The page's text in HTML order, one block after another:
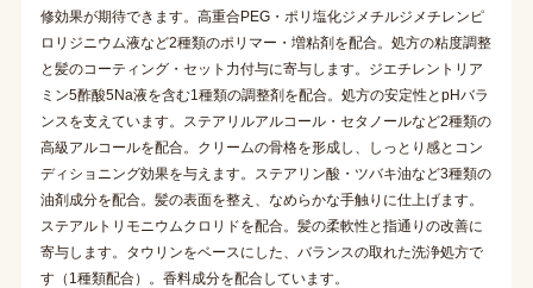
修効果が期待できます。高重合PEG・ポリ塩化ジメチルジメチレンピ
ロリジニウム液など2種類のポリマー・増粘剤を配合。処方の粘度調整
と髪のコーティング・セット力付与に寄与します。ジエチレントリア
ミン5酢酸5Na液を含む1種類の調整剤を配合。処方の安定性とpHバラ
ンスを支えています。ステアリルアルコール・セタノールなど2種類の
高級アルコールを配合。クリームの骨格を形成し、しっとり感とコン
ディショニング効果を与えます。ステアリン酸・ツバキ油など3種類の
油剤成分を配合。髪の表面を整え、なめらかな手触りに仕上げます。
ステアルトリモニウムクロリドを配合。髪の柔軟性と指通りの改善に
寄与します。タウリンをベースにした、バランスの取れた洗浄処方で
す（1種類配合）。香料成分を配合しています。